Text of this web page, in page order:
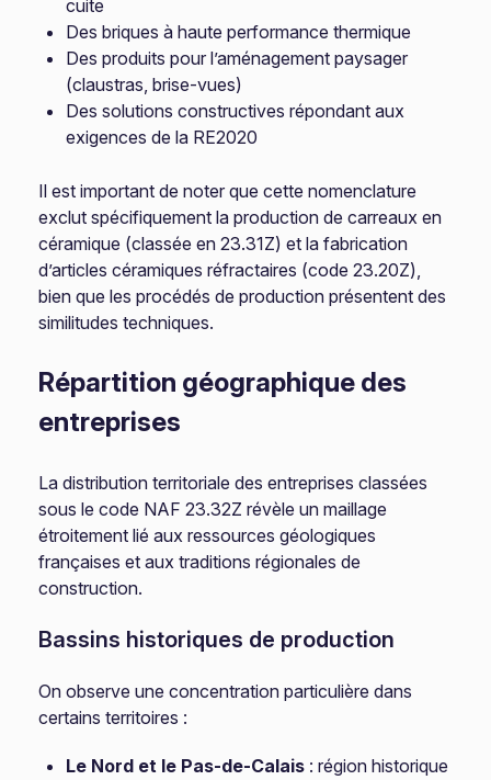
cuite
Des briques à haute performance thermique
Des produits pour l’aménagement paysager
(claustras, brise-vues)
Des solutions constructives répondant aux
exigences de la RE2020
Il est important de noter que cette nomenclature
exclut spécifiquement la production de carreaux en
céramique (classée en 23.31Z) et la fabrication
d’articles céramiques réfractaires (code 23.20Z),
bien que les procédés de production présentent des
similitudes techniques.
Répartition géographique des
entreprises
La distribution territoriale des entreprises classées
sous le code NAF 23.32Z révèle un maillage
étroitement lié aux ressources géologiques
françaises et aux traditions régionales de
construction.
Bassins historiques de production
On observe une concentration particulière dans
certains territoires :
Le Nord et le Pas-de-Calais : région historique